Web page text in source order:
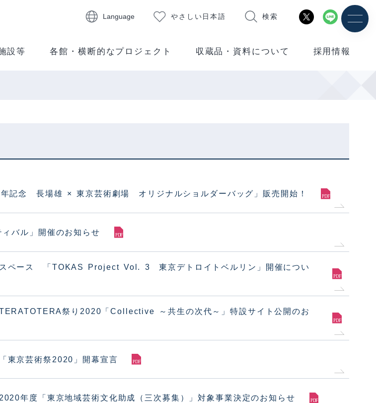
Language やさしい日本語 検索
設等 各館・横断的なプロジェクト 収蔵品・資料について 採用情報
記念 長場雄 × 東京芸術劇場 オリジナルショルダーバッグ」販売開始！
バル」開催のお知らせ
スペース 「TOKAS Project Vol. 3 東京デトロイトベルリン」開催につい
祭り2020「Collective ～共生の次代～」特設サイト公開のお
東京芸術祭2020」開幕宣言
年度「東京地域芸術文化助成（三次募集）」対象事業決定のお知らせ